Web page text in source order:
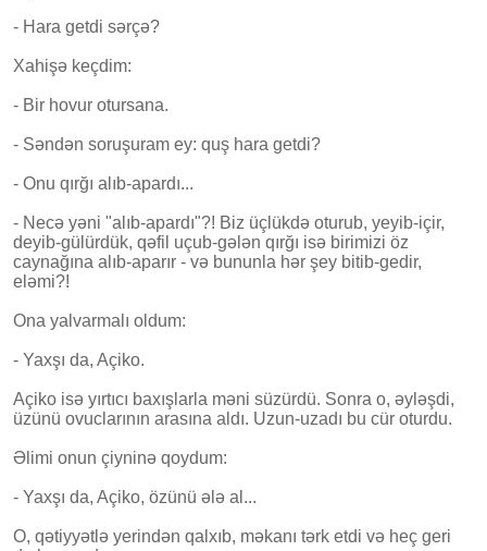
- Hara getdi sərçə?
Xahişə keçdim:
- Bir hovur otursana.
- Səndən soruşuram ey: quş hara getdi?
- Onu qırğı alıb-apardı...
- Necə yəni "alıb-apardı"?! Biz üçlükdə oturub, yeyib-içir,
deyib-gülürdük, qəfil uçub-gələn qırğı isə birimizi öz
caynağına alıb-aparır - və bununla hər şey bitib-gedir,
eləmi?!
Ona yalvarmalı oldum:
- Yaxşı da, Açiko.
Açiko isə yırtıcı baxışlarla məni süzürdü. Sonra o, əyləşdi,
üzünü ovuclarının arasına aldı. Uzun-uzadı bu cür oturdu.
Əlimi onun çiyninə qoydum:
- Yaxşı da, Açiko, özünü ələ al...
O, qətiyyətlə yerindən qalxıb, məkanı tərk etdi və heç geri